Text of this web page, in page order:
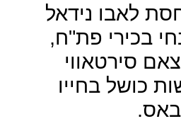
לאבו נידאל
בכירי פת"ח,
סירטאווי
כושל בחייו